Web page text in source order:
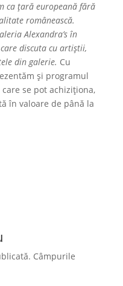
ca țară europeană fără
românească.
Alexandra’s în
discuta cu artiștii,
din galerie. Cu
și programul
se pot achiziționa,
în valoare de până la
Câmpurile